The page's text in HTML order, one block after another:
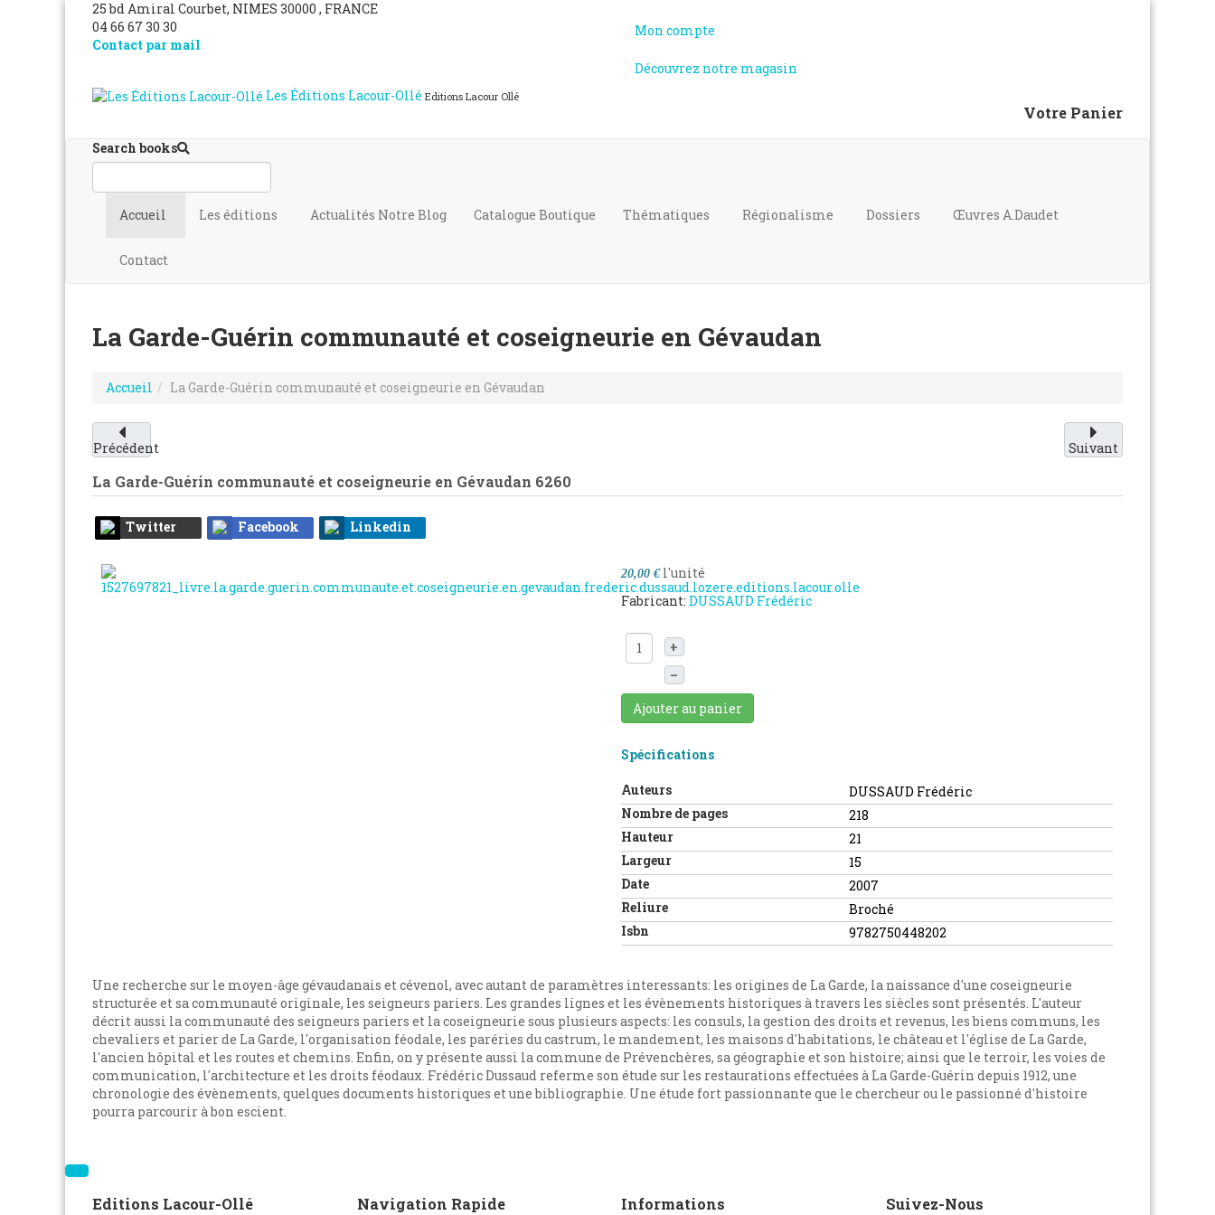
25 bd Amiral Courbet, NIMES 30000 , FRANCE
04 66 67 30 30
Contact par mail
Mon compte
Découvrez notre magasin
Les Éditions Lacour-Ollé Editions Lacour Ollé
Votre Panier
Search books
Accueil Les éditions Actualités Notre Blog Catalogue Boutique Thématiques Régionalisme Dossiers Œuvres A.Daudet
Contact
La Garde-Guérin communauté et coseigneurie en Gévaudan
Accueil La Garde-Guérin communauté et coseigneurie en Gévaudan
Précédent Suivant
La Garde-Guérin communauté et coseigneurie en Gévaudan 6260
Twitter Facebook Linkedin
20,00 € l'unité
Fabricant: DUSSAUD Frédéric
+
–
Ajouter au panier
Spécifications
Auteurs
DUSSAUD Frédéric
Nombre de pages
218
Hauteur
21
Largeur
15
Date
2007
Reliure
Broché
Isbn
9782750448202
Une recherche sur le moyen-âge gévaudanais et cévenol, avec autant de paramètres interessants: les origines de La Garde, la naissance d'une coseigneurie
structurée et sa communauté originale, les seigneurs pariers. Les grandes lignes et les évènements historiques à travers les siècles sont présentés. L'auteur
décrit aussi la communauté des seigneurs pariers et la coseigneurie sous plusieurs aspects: les consuls, la gestion des droits et revenus, les biens communs, les
chevaliers et parier de La Garde, l'organisation féodale, les paréries du castrum, le mandement, les maisons d'habitations, le château et l'église de La Garde,
l'ancien hôpital et les routes et chemins. Enfin, on y présente aussi la commune de Prévenchères, sa géographie et son histoire; ainsi que le terroir, les voies de
communication, l'architecture et les droits féodaux. Frédéric Dussaud referme son étude sur les restaurations effectuées à La Garde-Guérin depuis 1912, une
chronologie des évènements, quelques documents historiques et une bibliographie. Une étude fort passionnante que le chercheur ou le passionné d'histoire
pourra parcourir à bon escient.
Editions Lacour-Ollé Navigation Rapide Informations Suivez-Nous